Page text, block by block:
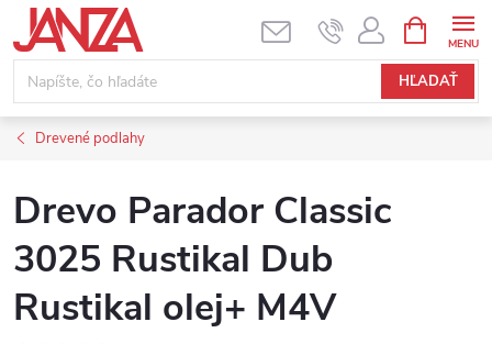
Prejsť na obsah
HĽADAŤ
Drevené podlahy
Drevo Parador Classic
3025 Rustikal Dub
Rustikal olej+ M4V